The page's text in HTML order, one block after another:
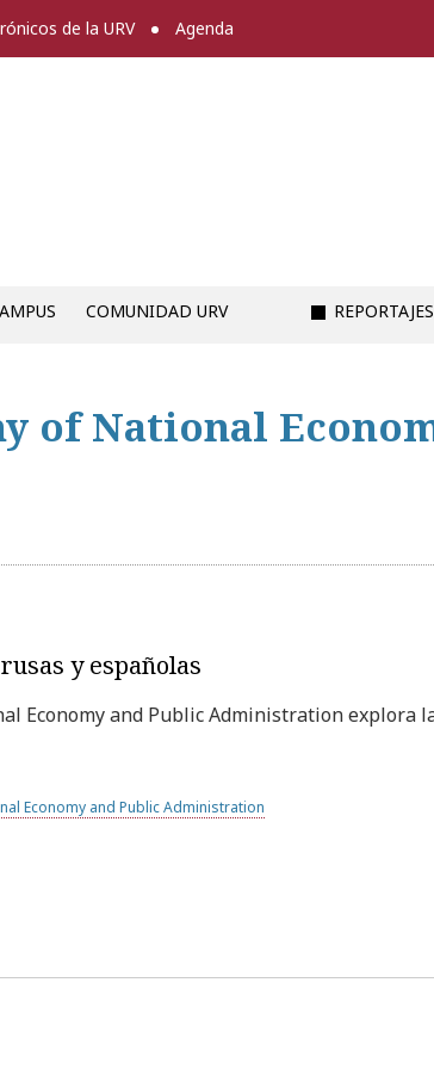
de la URV Agenda
COMUNIDAD URV REPORTAJES
of National
y españolas
Economy and Public Administration explora
Economy and Public Administration